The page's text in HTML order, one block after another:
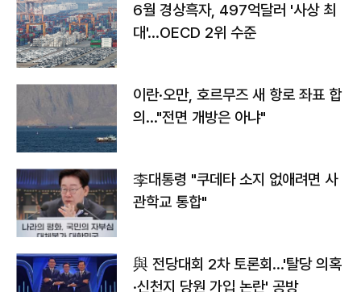
6월 경상흑자, 497억달러 '사상 최
대'…OECD 2위 수준
이란·오만, 호르무즈 새 항로 좌표 합
의…"전면 개방은 아냐"
李대통령 "쿠데타 소지 없애려면 사
관학교 통합"
與 전당대회 2차 토론회…'탈당 의혹
·신천지 당원 가입 논란' 공방